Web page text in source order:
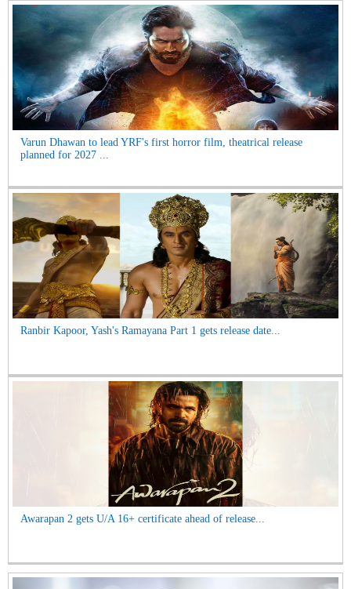
Varun Dhawan to lead YRF's first horror film, theatrical release
planned for 2027 ...
Ranbir Kapoor, Yash's Ramayana Part 1 gets release date...
Awarapan 2 gets U/A 16+ certificate ahead of release...